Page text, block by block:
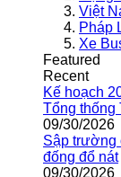
Việt
Pháp
Xe
Featured
Recent
Kế hoạch
Tổng thống
09/30/2026
Sập trường
đống đổ nát
09/30/2026